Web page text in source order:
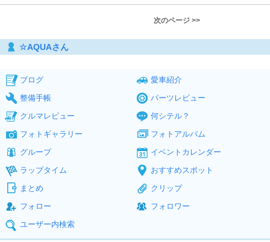
次のページ >>
☆AQUAさん
ブログ
愛車紹介
整備手帳
パーツレビュー
クルマレビュー
何シテル？
フォトギャラリー
フォトアルバム
グループ
イベントカレンダー
ラップタイム
おすすめスポット
まとめ
クリップ
フォロー
フォロワー
ユーザー内検索